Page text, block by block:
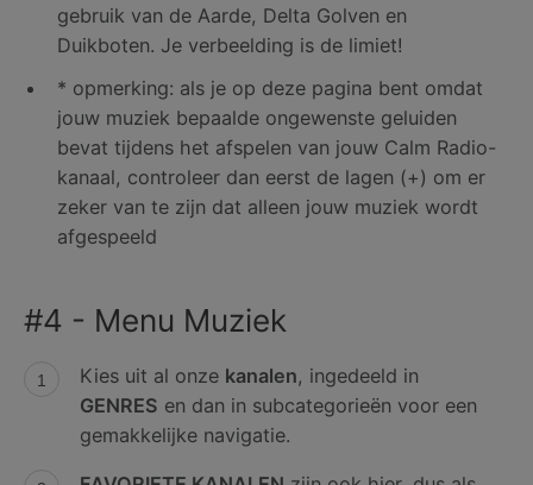
gebruik van de Aarde, Delta Golven en
Duikboten. Je verbeelding is de limiet!
* opmerking: als je op deze pagina bent omdat
jouw muziek bepaalde ongewenste geluiden
bevat tijdens het afspelen van jouw Calm Radio-
kanaal, controleer dan eerst de lagen (+) om er
zeker van te zijn dat alleen jouw muziek wordt
afgespeeld
#4 - Menu Muziek
Kies uit al onze kanalen, ingedeeld in
GENRES en dan in subcategorieën voor een
gemakkelijke navigatie.